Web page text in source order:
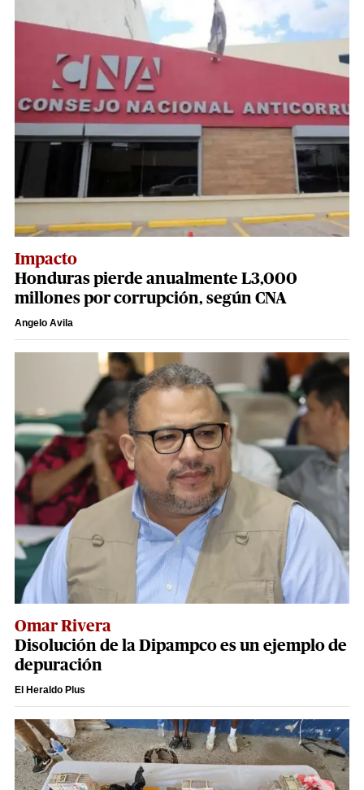
Impacto
Honduras pierde anualmente L3,000
millones por corrupción, según CNA
Angelo Avila
Omar Rivera
Disolución de la Dipampco es un ejemplo de
depuración
El Heraldo Plus